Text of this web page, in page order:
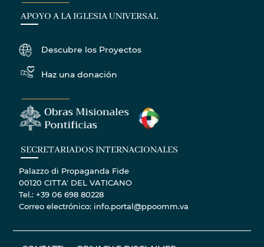
APOYO A LA IGLESIA UNIVERSAL
Descubre los Proyectos
Haz una donación
SECRETARIADOS INTERNACIONALES
Palazzo di Propaganda Fide
00120 CITTA' DEL VATICANO
Tel.: +39 06 698 80228
Correo electrónico: info.portal@ppoomm.va